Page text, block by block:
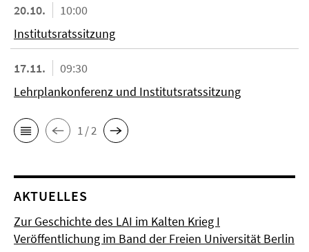
20.10.
10:00
Institutsratssitzung
17.11.
09:30
Lehrplankonferenz und Institutsratssitzung
1 / 2
AKTUELLES
Zur Geschichte des LAI im Kalten Krieg I
Veröffentlichung im Band der Freien Universität Berlin